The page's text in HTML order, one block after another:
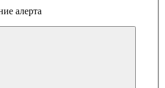
алерта